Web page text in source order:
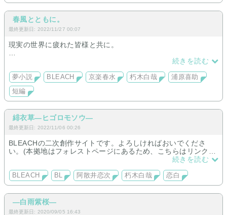
春風とともに。
最終更新日: 2022/11/27 00:07
現実の世界に疲れた皆様と共に。
京楽隊長達とゆっくり恋に落ちていきたい人、ぜひおすすめで
す。読者登録お待ちしております！
続きを読む
夢小説 BLEACH 京楽春水 朽木白哉
浦原喜助
短編
緋衣草―ヒゴロモソウ―
最終更新日: 2022/11/06 00:26
BLEACHの二次創作サイトです。よろしければおいでくださ
い。(本拠地はフォレストページにあるため、こちらはリンクと
続きを読む
BLEACH BL 阿散井恋次 朽木白哉 恋白
―白雨紫桜―
最終更新日: 2020/09/05 16:43